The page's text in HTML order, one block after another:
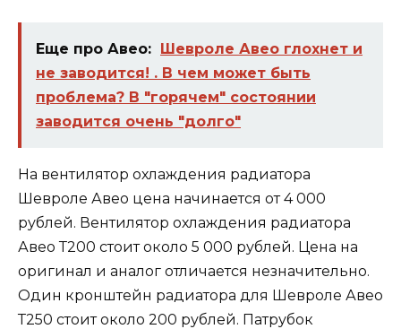
Еще про Авео: Шевроле Авео глохнет и
не заводится! . В чем может быть
проблема? В "горячем" состоянии
заводится очень "долго"
На вентилятор охлаждения радиатора
Шевроле Авео цена начинается от 4 000
рублей. Вентилятор охлаждения радиатора
Авео Т200 стоит около 5 000 рублей. Цена на
оригинал и аналог отличается незначительно.
Один кронштейн радиатора для Шевроле Авео
Т250 стоит около 200 рублей. Патрубок